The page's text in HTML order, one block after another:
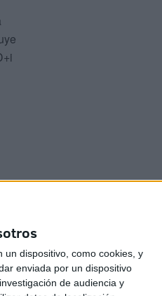
un dispositivo, como cookies, y
enviada por un dispositivo
de audiencia y